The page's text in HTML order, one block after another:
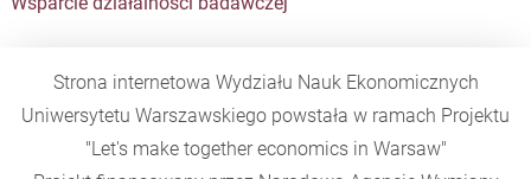
Strona internetowa Wydziału Nauk Ekonomicznych
Uniwersytetu Warszawskiego powstała w ramach Projektu
"Let's make together economics in Warsaw"